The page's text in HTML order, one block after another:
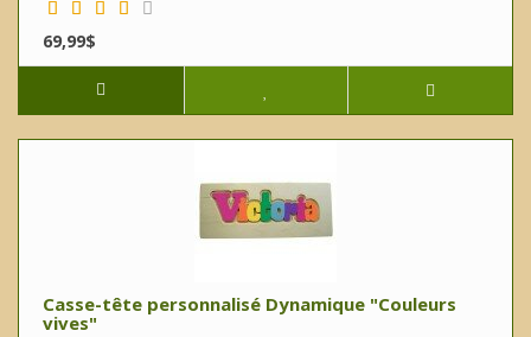
69,99$
Casse-tête personnalisé Dynamique "Couleurs
vives"